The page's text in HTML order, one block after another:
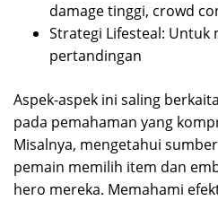
damage tinggi, crowd
Strategi Lifesteal: Untuk
pertandingan
Aspek-aspek ini saling
pada pemahaman yang
Misalnya, mengetahui
pemain memilih item dan
hero mereka. Memahami